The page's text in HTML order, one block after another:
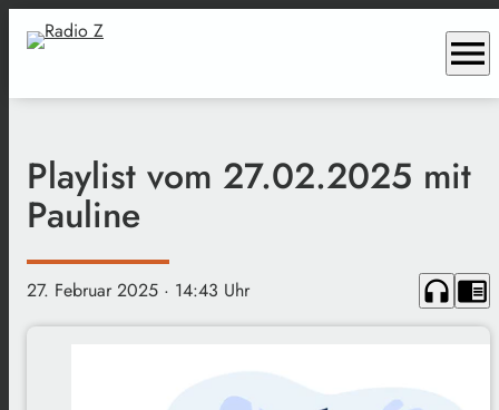
menu
Playlist vom 27.02.2025 mit
Pauline
27. Februar 2025 · 14:43 Uhr headphones chrome_reader_mode